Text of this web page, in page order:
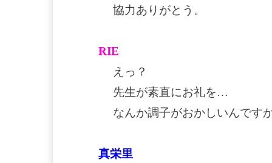
協力ありがとう。
RIE
えっ？
先生が素直にお礼を…
なんか調子がおかしいんです
真栄里